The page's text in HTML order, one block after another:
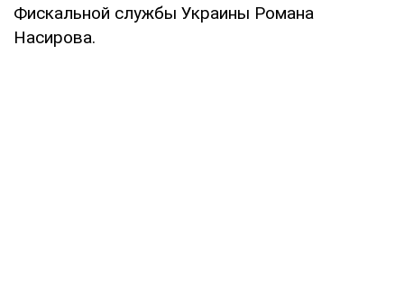
Фискальной службы Украины Романа
Насирова.